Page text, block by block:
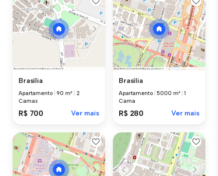
Brasília
Apartamento |90 m²
2
Camas
R$ 700 Ver mais
Brasília
Apartamento |5000 m² |1
Cama
R$ 280 Ver mais